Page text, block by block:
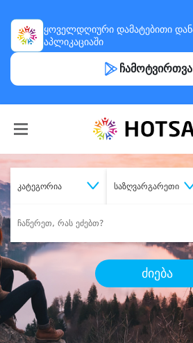
ყოველდღიური დამატებითი
აპლიკაციაში
ჩამოტვირთვა
კატეგორია საზღვარგარეთი
ძიება
შეიძინესასურველი
დიდი